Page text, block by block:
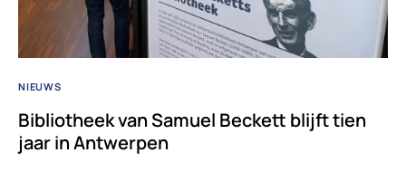
NIEUWS
Bibliotheek van Samuel Beckett blijft tien
jaar in Antwerpen